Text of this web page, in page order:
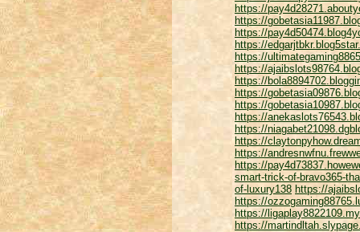
https://
https://
https://
https://
https://
https://
https://
https://
https://
https://
https://
https://
https://
https://
smart-trick-of-bravo365-
of-luxury138 https://
https://
https://
https://